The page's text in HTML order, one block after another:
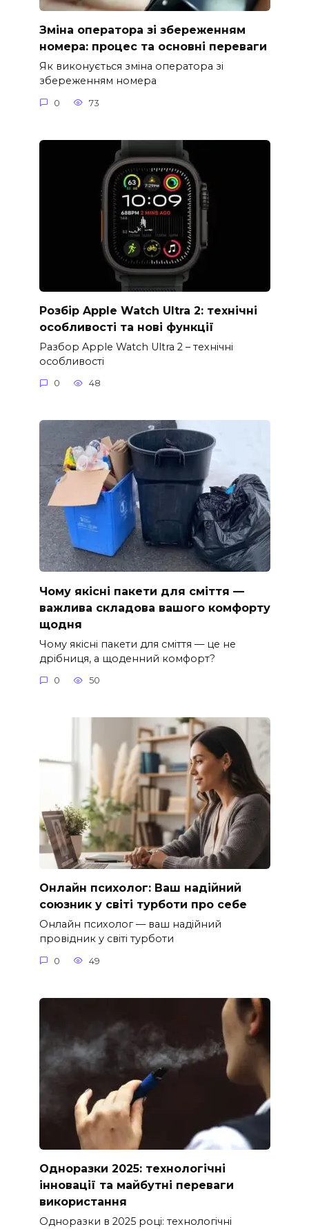
Зміна оператора зі збереженням
номера: процес та основні переваги
Як виконується зміна оператора зі
збереженням номера
0 73
Розбір Apple Watch Ultra 2: технічні
особливості та нові функції
Разбор Apple Watch Ultra 2 – технічні
особливості
0 48
Чому якісні пакети для сміття —
важлива складова вашого комфорту
щодня
Чому якісні пакети для сміття — це не
дрібниця, а щоденний комфорт?
0 50
Онлайн психолог: Ваш надійний
союзник у світі турботи про себе
Онлайн психолог — ваш надійний
провідник у світі турботи
0 49
Одноразки 2025: технологічні
інновації та майбутні переваги
використання
Одноразки в 2025 році: технологічні